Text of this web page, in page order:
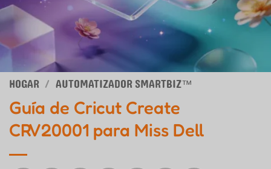
HOGAR / AUTOMATIZADOR SMARTBIZ™
Guía de Cricut Create
CRV20001 para Miss Dell